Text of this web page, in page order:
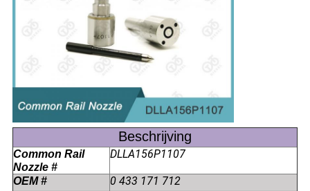
Beschrijving
Common Rail
Nozzle #
DLLA156P1107
OEM # 0 433 171 712